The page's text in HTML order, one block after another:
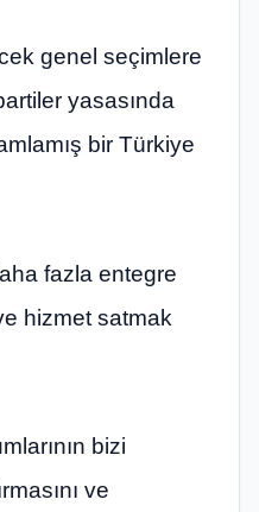
genel seçimlere
yasasında
bir Türkiye
fazla entegre
hizmet satmak
bizi
ve